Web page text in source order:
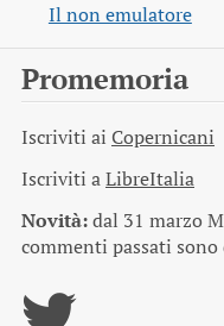
Il non emulatore
Promemoria
Iscriviti ai Copernicani
Iscriviti aLibreItalia
Novità:dal 31 marzo
commenti passati